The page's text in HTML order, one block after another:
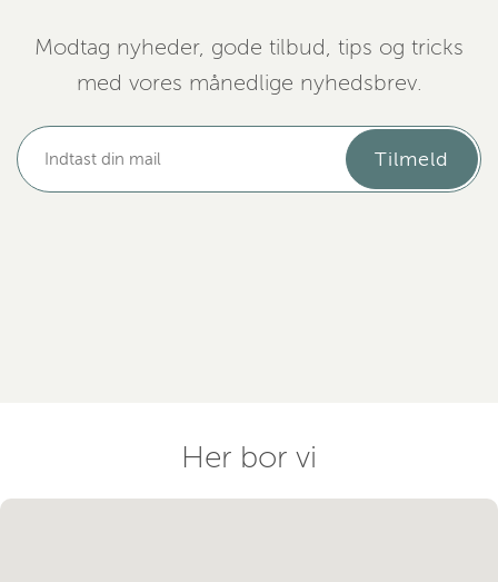
Modtag nyheder, gode tilbud, tips og tricks
med vores månedlige nyhedsbrev.
Tilmeld
Her bor vi